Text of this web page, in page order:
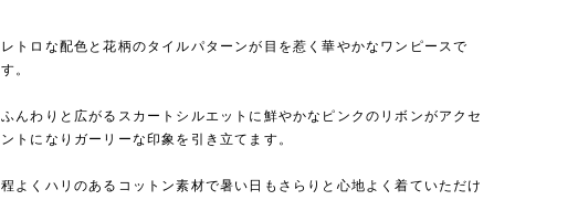
レトロな配色と花柄のタイルパターンが目を惹く華やかなワンピースで
す。
ふんわりと広がるスカートシルエットに鮮やかなピンクのリボンがアクセ
ントになりガーリーな印象を引き立てます。
程よくハリのあるコットン素材で暑い日もさらりと心地よく着ていただけ